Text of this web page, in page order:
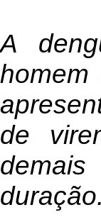
A
homem
de
duração.